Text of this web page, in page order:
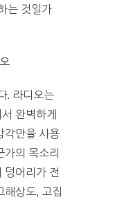
는 것일가
. 라디오는
완벽하게
각만을 사용
가의 목소리
덩어리가 전
해상도, 고집